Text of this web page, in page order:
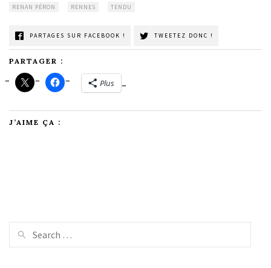
RENAN PÉRON RENNES TENDU
PARTAGES SUR FACEBOOK ! TWEETEZ DONC !
PARTAGER :
Plus
J’AIME ÇA :